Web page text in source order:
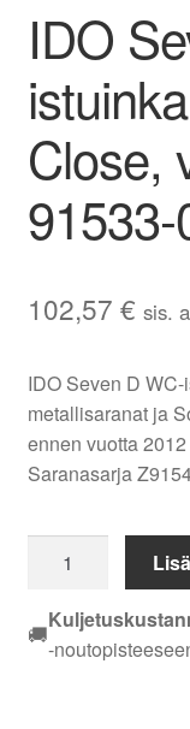
IDO
Close,
91533-
102,57 € sis.
IDO Seven D
metallisaranat ja
ennen vuotta
Saranasarja
Seven
WC-
istuinkansi,
🚚
-